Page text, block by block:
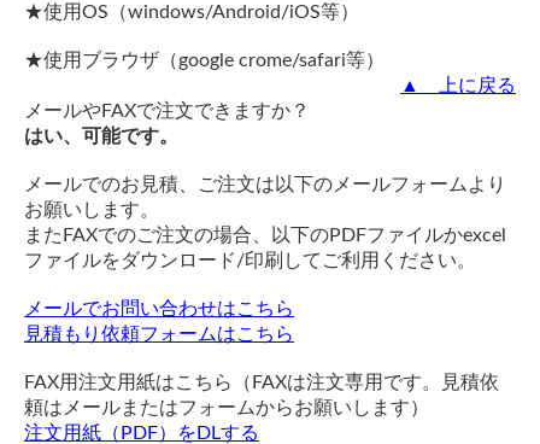
★使用OS（windows/Android/iOS等）
★使用ブラウザ（google crome/safari等）
▲ 上に戻る
メールやFAXで注文できますか？
はい、可能です。
メールでのお見積、ご注文は以下のメールフォームより
お願いします。
またFAXでのご注文の場合、以下のPDFファイルかexcel
ファイルをダウンロード/印刷してご利用ください。
メールでお問い合わせはこちら
見積もり依頼フォームはこちら
FAX用注文用紙はこちら（FAXは注文専用です。見積依
頼はメールまたはフォームからお願いします）
注文用紙（PDF）をDLする